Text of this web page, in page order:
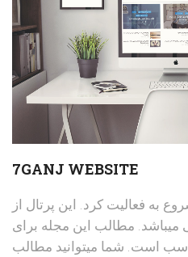
7GANJ WEBSITE
گنج در سال ۱۳۹۱ شروع به فعالیت کرد. این پرتال از
میباشد. مطالب این مجله برای
است. شما میتوانید مطالب